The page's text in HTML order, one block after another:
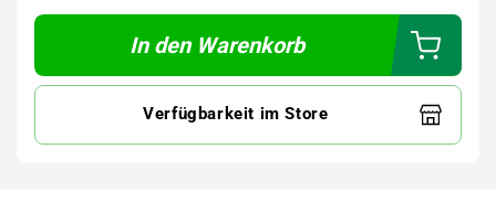
In den Warenkorb
Verfügbarkeit im Store